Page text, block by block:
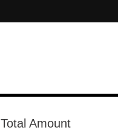
Total Amount